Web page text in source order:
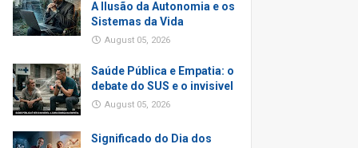
A Ilusão da Autonomia e os
Sistemas da Vida
August 05, 2026
Saúde Pública e Empatia: o
debate do SUS e o invisivel
August 05, 2026
Significado do Dia dos